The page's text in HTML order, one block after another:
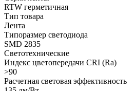
RTW герметичная
Тип товара
Лента
Типоразмер светодиода
SMD 2835
Светотехнические
Индекс цветопередачи CRI (Ra)
>90
Расчетная световая эффективность